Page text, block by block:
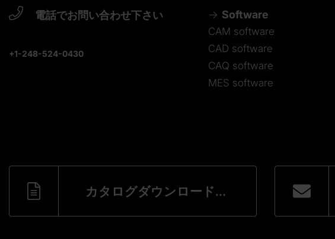
電話でお問い合わせ下さい
+1-248-524-0430
Software
CAM software
CAD software
CAQ software
MES software
カタログダウンロードフォーム